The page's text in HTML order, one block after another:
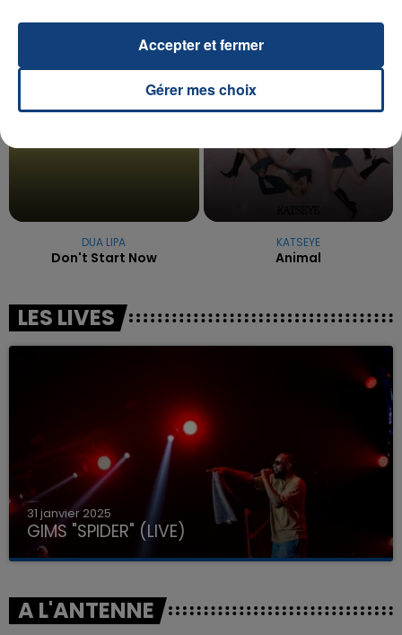
DUA LIPA
Don't Start Now
KATSEYE
Animal
LES LIVES
31 janvier 2025
GIMS "SPIDER" (LIVE)
A L'ANTENNE
Gérer mes choix
Accepter et fermer